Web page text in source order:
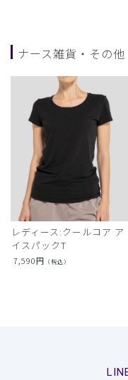
ナース雑貨・その他
レディース:クールコア ア
イスパックT
7,590円 （税込）